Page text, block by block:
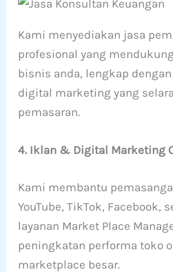
Kami menyediakan jasa
profesional yang
bisnis anda, lengkap
digital marketing yang
pemasaran.
4. Iklan & Digital Marketing
Kami membantu
YouTube, TikTok, Facebook,
layanan Market Place
peningkatan performa toko
marketplace besar.